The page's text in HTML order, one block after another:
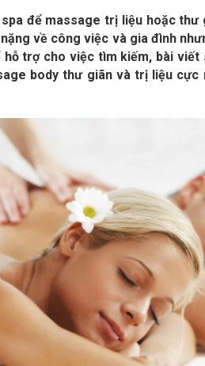
để massage trị liệu hoặc
về công việc và gia đình
trợ cho việc tìm kiếm, bài viết
body thư giãn và trị liệu cực